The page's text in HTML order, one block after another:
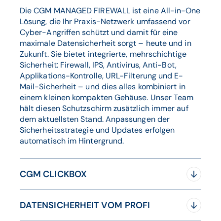
Die CGM MANAGED FIREWALL ist eine All-in-One
Lösung, die Ihr Praxis-Netzwerk umfassend vor
Cyber-Angriffen schützt und damit für eine
maximale Datensicherheit sorgt – heute und in
Zukunft. Sie bietet integrierte, mehrschichtige
Sicherheit: Firewall, IPS, Antivirus, Anti-Bot,
Applikations-Kontrolle, URL-Filterung und E-
Mail-Sicherheit – und dies alles kombiniert in
einem kleinen kompakten Gehäuse. Unser Team
hält diesen Schutzschirm zusätzlich immer auf
dem aktuellsten Stand. Anpassungen der
Sicherheitsstrategie und Updates erfolgen
automatisch im Hintergrund.
CGM CLICKBOX
Datenschutzgrundverordnung (EU-DSGVO) muss
DATENSICHERHEIT VOM PROFI